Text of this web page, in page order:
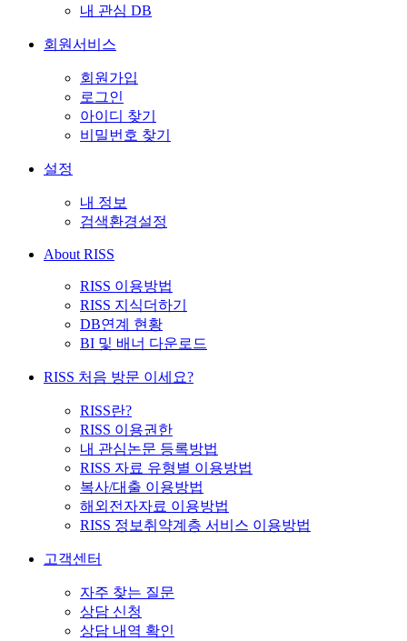
내 관심 DB
회원서비스
회원가입
로그인
아이디 찾기
비밀번호 찾기
설정
내 정보
검색환경설정
About RISS
RISS 이용방법
RISS 지식더하기
DB연계 현황
BI 및 배너 다운로드
RISS 처음 방문 이세요?
RISS란?
RISS 이용권한
내 관심논문 등록방법
RISS 자료 유형별 이용방법
복사/대출 이용방법
해외전자자료 이용방법
RISS 정보취약계층 서비스 이용방법
고객센터
자주 찾는 질문
상담 신청
상담 내역 확인